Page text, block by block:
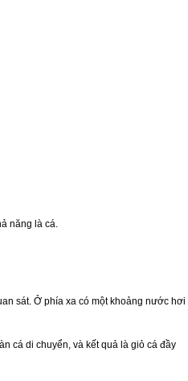
năng là cá.
sát. Ở phía xa có một khoảng nước hơi
cá di chuyển, và kết quả là giỏ cá đầy